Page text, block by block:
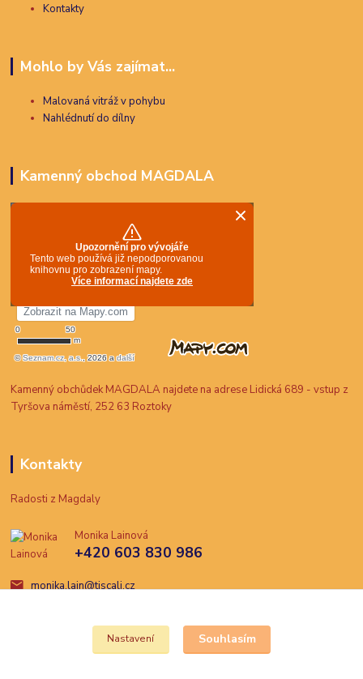
Kontakty
Mohlo by Vás zajímat...
Malovaná vitráž v pohybu
Nahlédnutí do dílny
Kamenný obchod MAGDALA
Kamenný obchůdek MAGDALA najdete na adrese Lidická 689 - vstup z
Tyršova náměstí, 252 63 Roztoky
Kontakty
Radosti z Magdaly
Monika Lainová
+420 603 830 986
monika.lain@tiscali.cz
Nastavení Souhlasím